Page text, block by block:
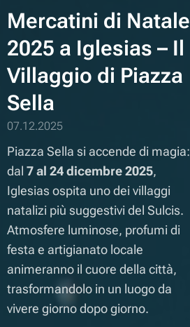
Mercatini di Natale
2025 a Iglesias – Il
Villaggio di Piazza
Sella
07.12.2025
Piazza Sella si accende di magia:
dal 7 al 24 dicembre 2025,
Iglesias ospita uno dei villaggi
natalizi più suggestivi del Sulcis.
Atmosfere luminose, profumi di
festa e artigianato locale
animeranno il cuore della città,
trasformandolo in un luogo da
vivere giorno dopo giorno.